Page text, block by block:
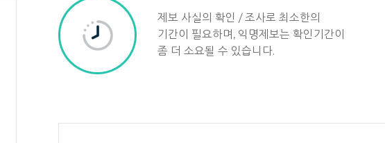
제보 사실의 확인 / 조사로 최소한의
기간이 필요하며, 익명제보는 확인기간이
좀 더 소요될 수 있습니다.